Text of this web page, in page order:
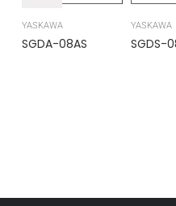
YASKAWA
SGDA-08AS
YASKAWA
SGDS-